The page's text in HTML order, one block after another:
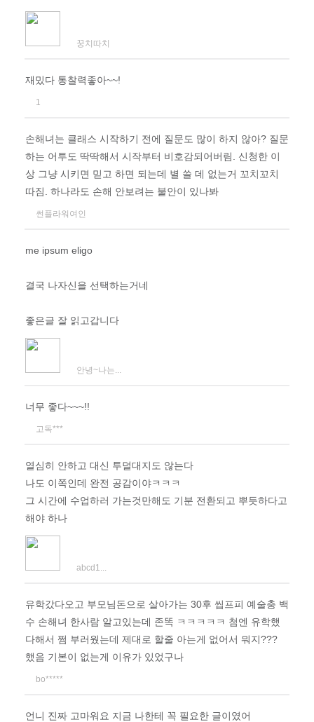
꿍치따치
재밌다 통찰력좋아~~!
1
손해녀는 클래스 시작하기 전에 질문도 많이 하지 않아? 질문
하는 어투도 딱딱해서 시작부터 비호감되어버림. 신청한 이
상 그냥 시키면 믿고 하면 되는데 별 쓸 데 없는거 꼬치꼬치
따짐. 하나라도 손해 안보려는 불안이 있나봐
썬플라워여인
me ipsum eligo
결국 나자신을 선택하는거네
좋은글 잘 읽고갑니다
안녕~나는...
너무 좋다~~~!!
고독***
열심히 안하고 대신 투덜대지도 않는다
나도 이쪽인데 완전 공감이야ㅋㅋㅋ
그 시간에 수업하러 가는것만해도 기분 전환되고 뿌듯하다고
해야 하나
abcd1...
유학갔다오고 부모님돈으로 살아가는 30후 씹프피 예술충 백
수 손해녀 한사람 알고있는데 존똑 ㅋㅋㅋㅋㅋ 첨엔 유학했
다해서 쩜 부러웠는데 제대로 할줄 아는게 없어서 뭐지???
했음 기본이 없는게 이유가 있었구나
bo*****
언니 진짜 고마워요 지금 나한테 꼭 필요한 글이였어